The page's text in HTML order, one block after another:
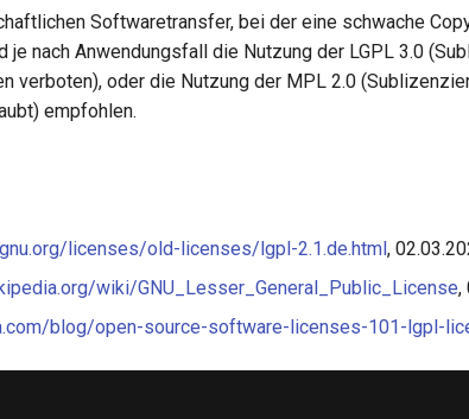
Softwaretransfer, bei der eine schwache
je nach Anwendungsfall die Nutzung der LGPL 3.0
verboten), oder die Nutzung der MPL 2.0
empfohlen.
licenses/old-licenses/lgpl-2.1.de.html,
wiki/GNU_Lesser_General_Public_License,
blog/open-source-software-licenses-101-lgpl-